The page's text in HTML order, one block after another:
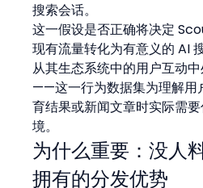
搜索会话。
这一假设是否正确将决定
现有流量转化为有意义的 AI
从其生态系统中的用户互动
——这一行为数据集为理解用
育结果或新闻文章时实际需
境。
为什么重要：没人
拥有的分发优势